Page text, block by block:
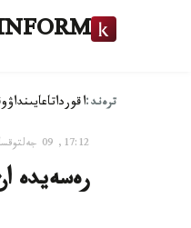
ترەند:اقورداتاعايىنداۋ
17:12, 09 جەلتوقسان 2025
رەسەيدە ان-22 ۇشاعى